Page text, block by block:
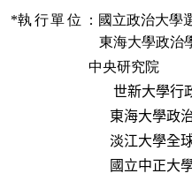
*執行單位
：國立政治大學
東海大學政治
中央研究院
世新大學行
東海大學政
淡江大學全
國立中正大